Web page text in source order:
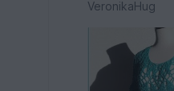
VeronikaHug